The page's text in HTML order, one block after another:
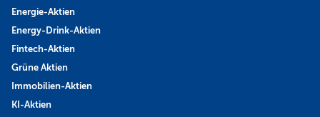
Energie-Aktien
Energy-Drink-Aktien
Fintech-Aktien
Grüne Aktien
Immobilien-Aktien
KI-Aktien